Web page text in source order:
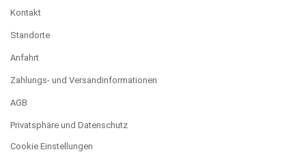
Kontakt
Standorte
Anfahrt
Zahlungs- und Versandinformationen
AGB
Privatsphäre und Datenschutz
Cookie Einstellungen